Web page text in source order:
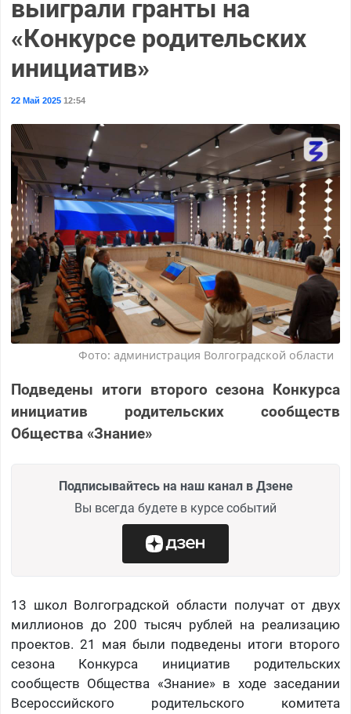
выиграли гранты на
«Конкурсе родительских
инициатив»
22 Май 202512:54
Фото: администрация Волгоградской области
Подведены итоги второго сезона Конкурса
инициатив родительских сообществ
Общества «Знание»
Подписывайтесь на наш канал в Дзене
Вы всегда будете в курсе событий
13 школ Волгоградской области получат от двух
миллионов до 200 тысяч рублей на реализацию
проектов. 21 мая были подведены итоги второго
сезона Конкурса инициатив родительских
сообществ Общества «Знание» в ходе заседании
Всероссийского родительского комитета